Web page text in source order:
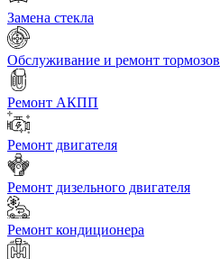
Замена стекла
Обслуживание и ремонт тормозов
Ремонт АКПП
Ремонт двигателя
Ремонт дизельного двигателя
Ремонт кондиционера